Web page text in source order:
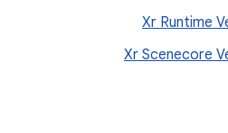
Xr Runtime
Xr Scenecore